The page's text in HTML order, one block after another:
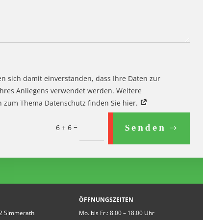
sich damit einverstanden, dass Ihre Daten zur
Anliegens verwendet werden. Weitere
zum Thema Datenschutz finden Sie hier.
6 + 6 = Senden
Simmerath
ÖFFNUNGSZEITEN
Mo. bis Fr.: 8.00 – 18.00 Uhr